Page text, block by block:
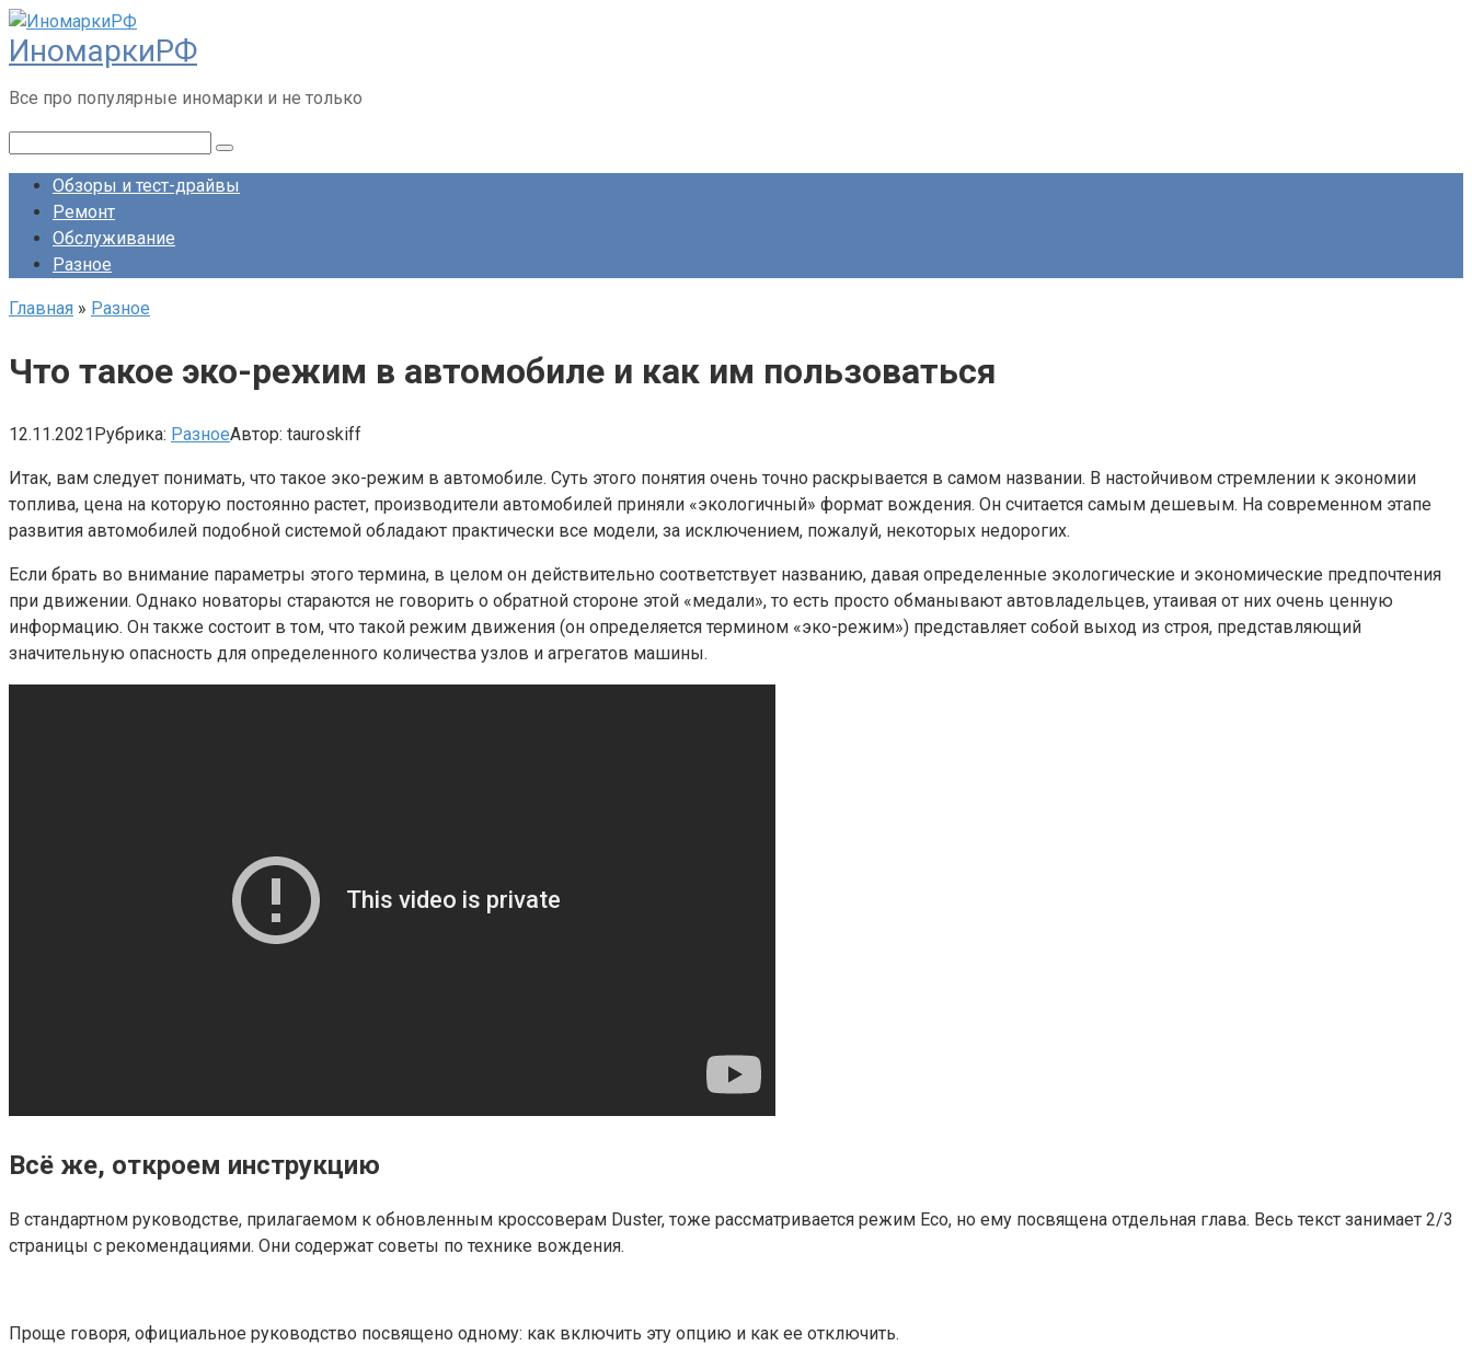
Перейти
к
контенту
ИномаркиРФ
Все про популярные иномарки и не только
Обзоры и тест-драйвы
Ремонт
Обслуживание
Разное
Главная » Разное
Что такое эко-режим в автомобиле и как им пользоваться
12.11.2021Рубрика: РазноеАвтор: tauroskiff
Итак, вам следует понимать, что такое эко-режим в автомобиле. Суть этого понятия очень точно раскрывается в самом названии. В настойчивом стремлении к экономии
топлива, цена на которую постоянно растет, производители автомобилей приняли «экологичный» формат вождения. Он считается самым дешевым. На современном этапе
развития автомобилей подобной системой обладают практически все модели, за исключением, пожалуй, некоторых недорогих.
Если брать во внимание параметры этого термина, в целом он действительно соответствует названию, давая определенные экологические и экономические предпочтения
при движении. Однако новаторы стараются не говорить о обратной стороне этой «медали», то есть просто обманывают автовладельцев, утаивая от них очень ценную
информацию. Он также состоит в том, что такой режим движения (он определяется термином «эко-режим») представляет собой выход из строя, представляющий
значительную опасность для определенного количества узлов и агрегатов машины.
Всё же, откроем инструкцию
В стандартном руководстве, прилагаемом к обновленным кроссоверам Duster, тоже рассматривается режим Eco, но ему посвящена отдельная глава. Весь текст занимает 2/3
страницы с рекомендациями. Они содержат советы по технике вождения.
Проще говоря, официальное руководство посвящено одному: как включить эту опцию и как ее отключить.